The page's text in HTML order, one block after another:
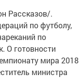
Рассказов/.
по футболу,
по
О готовности
мира 2018
министра